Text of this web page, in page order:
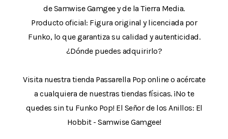
de Samwise Gamgee y de la Tierra Media.
Producto oficial: Figura original y licenciada por
Funko, lo que garantiza su calidad y autenticidad.
¿Dónde puedes adquirirlo?
Visita nuestra tienda Passarella Pop online o acércate
a cualquiera de nuestras tiendas físicas. ¡No te
quedes sin tu Funko Pop! El Señor de los Anillos: El
Hobbit - Samwise Gamgee!